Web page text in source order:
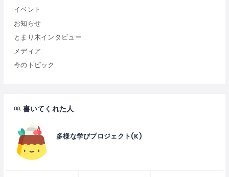
イベント
お知らせ
とまり木インタビュー
メディア
今のトピック
書いてくれた人
多様な学びプロジェクト(K)